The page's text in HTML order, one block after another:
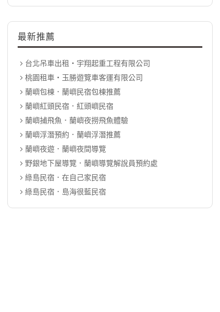
最新推薦
台北吊車出租‧宇翔起重工程有限公司
桃園租車‧玉勝遊覽車客運有限公司
蘭嶼包棟．蘭嶼民宿包棟推薦
蘭嶼紅頭民宿．紅頭嶼民宿
蘭嶼捕飛魚．蘭嶼夜撈飛魚體驗
蘭嶼浮潛預約．蘭嶼浮潛推薦
蘭嶼夜遊．蘭嶼夜間導覽
野銀地下屋導覽．蘭嶼導覽解說員預約處
綠島民宿．在自己家民宿
綠島民宿．島海很藍民宿